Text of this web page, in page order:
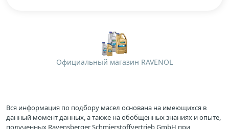
Официальный магазин RAVENOL
Вся информация по подбору масел основана на имеющихся в
данный момент данных, а также на обобщенных знаниях и опыте,
полученных Ravensberger Schmierstoffvertrieb GmbH при